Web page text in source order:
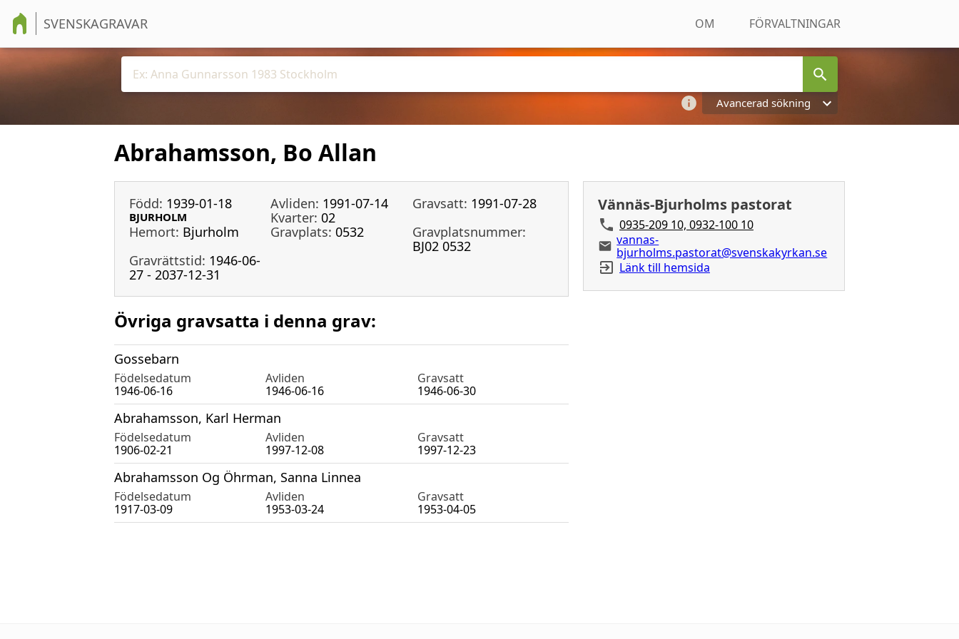
SVENSKAGRAVAR OM FÖRVALTNINGAR
Avancerad sökning
Abrahamsson, Bo Allan
Född: 1939-01-18 Avliden: 1991-07-14 Gravsatt: 1991-07-28
BJURHOLM Kvarter: 02
Hemort: Bjurholm Gravplats: 0532
Gravplatsnummer:
BJ02 0532
Gravrättstid: 1946-06-
27 - 2037-12-31
Övriga gravsatta i denna grav:
Gossebarn
Födelsedatum Avliden
Gravsatt
1946-06-16
1946-06-16 1946-06-30
Abrahamsson, Karl Herman
Födelsedatum Avliden
Gravsatt
1906-02-21
1997-12-08 1997-12-23
Abrahamsson Og Öhrman, Sanna Linnea
Födelsedatum Avliden
Gravsatt
1917-03-09
1953-03-24 1953-04-05
Vännäs-Bjurholms pastorat
0935-209 10, 0932-100 10
vannas-
bjurholms.pastorat@svenskakyrkan.se
Länk till hemsida